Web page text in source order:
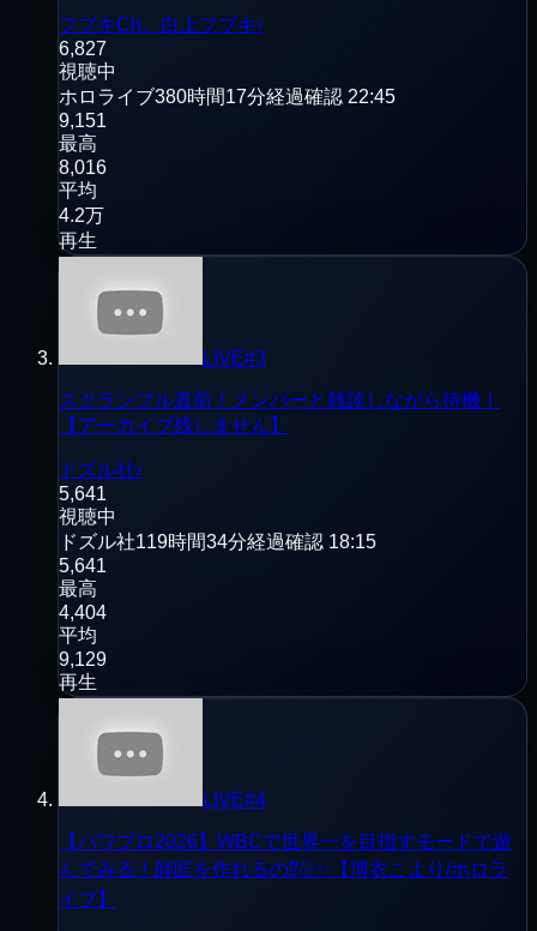
フブキCh。白上フブキ›
6,827
視聴中
ホロライブ380時間17分経過確認 22:45
9,151
最高
8,016
平均
4.2万
再生
LIVE#3
スクランブル直前！メンバーと雑談しながら待機！
【アーカイブ残しません】
ドズル社›
5,641
視聴中
ドズル社119時間34分経過確認 18:15
5,641
最高
4,404
平均
9,129
再生
LIVE#4
【パワプロ2026】WBCで世界一を目指すモードで遊
んでみる！師匠を作れるの⁉⚾✨【博衣こより/ホロラ
イブ】